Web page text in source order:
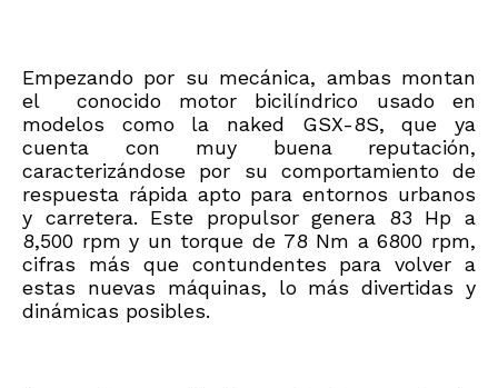
Empezando por su mecánica, ambas montan
el conocido motor bicilíndrico usado en
modelos como la naked GSX-8S, que ya
cuenta con muy buena reputación,
caracterizándose por su comportamiento de
respuesta rápida apto para entornos urbanos
y carretera. Este propulsor genera 83 Hp a
8,500 rpm y un torque de 78 Nm a 6800 rpm,
cifras más que contundentes para volver a
estas nuevas máquinas, lo más divertidas y
dinámicas posibles.